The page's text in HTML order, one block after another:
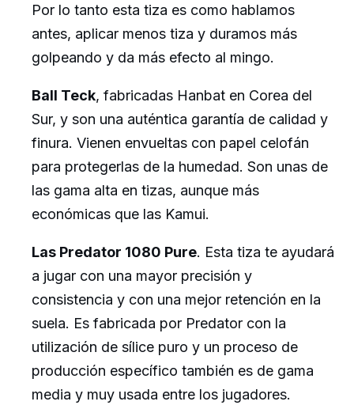
Por lo tanto esta tiza es como hablamos
antes, aplicar menos tiza y duramos más
golpeando y da más efecto al mingo.
Ball Teck, fabricadas Hanbat en Corea del
Sur, y son una auténtica garantía de calidad y
finura. Vienen envueltas con papel celofán
para protegerlas de la humedad. Son unas de
las gama alta en tizas, aunque más
económicas que las Kamui.
Las Predator 1080 Pure. Esta tiza te ayudará
a jugar con una mayor precisión y
consistencia y con una mejor retención en la
suela. Es fabricada por Predator con la
utilización de sílice puro y un proceso de
producción específico también es de gama
media y muy usada entre los jugadores.